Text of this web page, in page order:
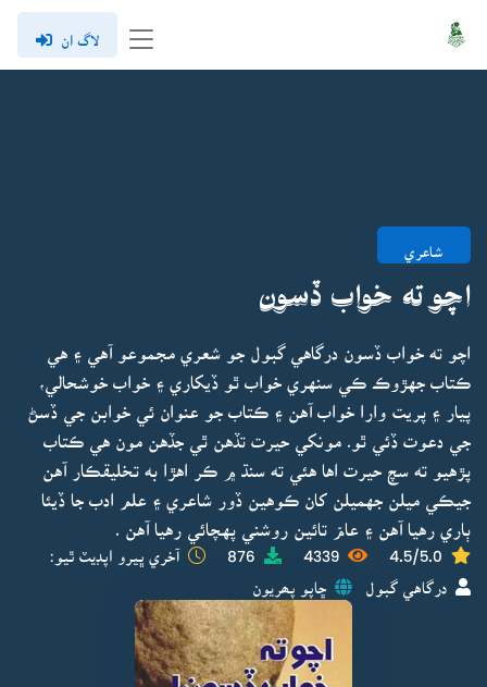
لاگ ان
شاعري
اچو ته خواب ڏسون
اچو ته خواب ڏسون درگاهي گبول جو شعري مجموعو آهي ۽ هي
ڪتاب جهڙوڪ ڪي سنهري خواب ٿو ڏيکاري ۽ خواب خوشحالي،
پيار ۽ پريت وارا خواب آهن ۽ ڪتاب جو عنوان ئي خوابن جي ڏسڻ
جي دعوت ڏئي ٿو۔ مونکي حيرت تڏهن ٿي جڏهن مون هي ڪتاب
پڙهيو ته سچ حيرت اها هئي ته سنڌ ۾ ڪر اهڙا به تخليقڪار آهن
جيڪي ميلن جهميلن کان ڪوهين ڏور شاعري ۽ علم ادب جا ڏيئا
ٻاري رهيا آهن ۽ عامّ تائين روشني پهچائي رهيا آهن ۔
4.5/5.0
4339
876 آخري ڀيرو اپڊيٽ ٿيو:
درگاهي گبول ڇاپو پھريون